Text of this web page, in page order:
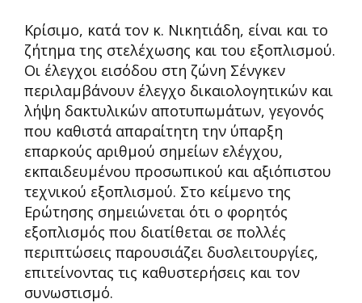
Κρίσιμο, κατά τον κ. Νικητιάδη, είναι και το
ζήτημα της στελέχωσης και του εξοπλισμού.
Οι έλεγχοι εισόδου στη ζώνη Σένγκεν
περιλαμβάνουν έλεγχο δικαιολογητικών και
λήψη δακτυλικών αποτυπωμάτων, γεγονός
που καθιστά απαραίτητη την ύπαρξη
επαρκούς αριθμού σημείων ελέγχου,
εκπαιδευμένου προσωπικού και αξιόπιστου
τεχνικού εξοπλισμού. Στο κείμενο της
Ερώτησης σημειώνεται ότι ο φορητός
εξοπλισμός που διατίθεται σε πολλές
περιπτώσεις παρουσιάζει δυσλειτουργίες,
επιτείνοντας τις καθυστερήσεις και τον
συνωστισμό.